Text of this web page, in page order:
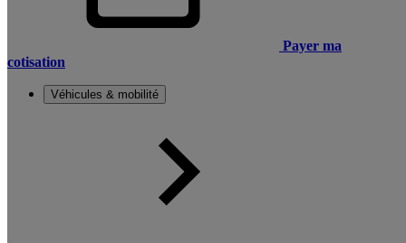
Payer ma
cotisation
Véhicules & mobilité